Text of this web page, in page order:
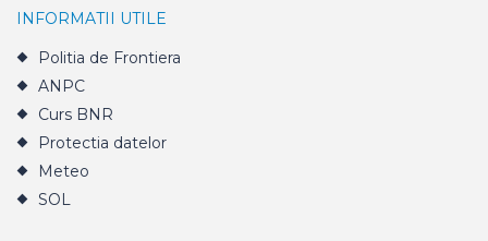
INFORMATII UTILE
Politia de Frontiera
ANPC
Curs BNR
Protectia datelor
Meteo
SOL